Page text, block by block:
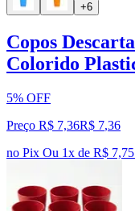
+6
Copos
Colorido
5% OFF
Preço R$ 7,36R$ 7,36
no Pix Ou 1x de R$